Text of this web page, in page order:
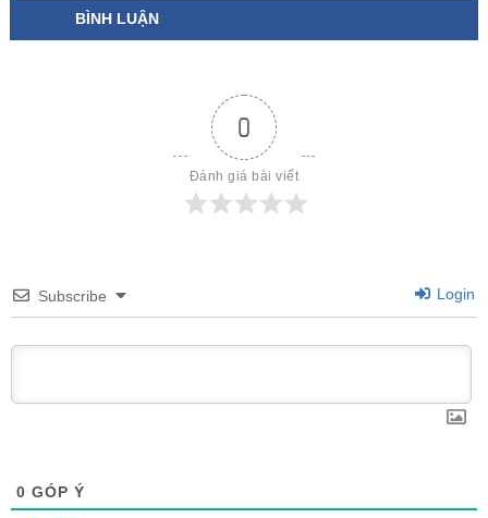
BÌNH LUẬN
0
Đánh giá bài viết
Subscribe Login
0 GÓP Ý